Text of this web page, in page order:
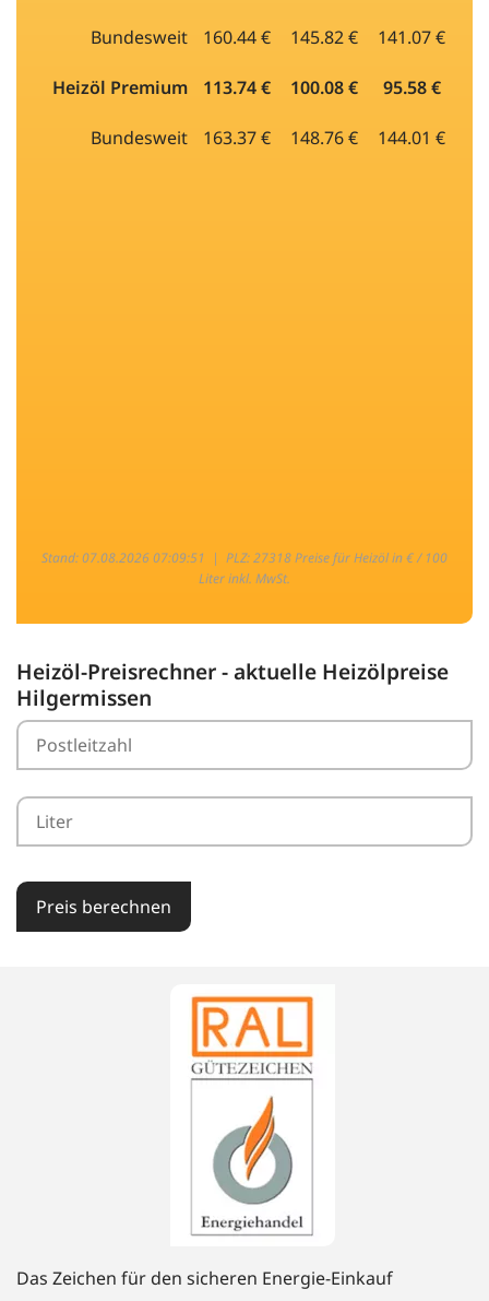
Bundesweit 160.44 € 145.82 € 141.07 €
Heizöl Premium 113.74 € 100.08 € 95.58 €
Bundesweit 163.37 € 148.76 € 144.01 €
Stand: 07.08.2026 07:09:51 | PLZ: 27318 Preise für Heizöl in € / 100
Liter inkl. MwSt.
Heizöl-Preisrechner - aktuelle Heizölpreise
Hilgermissen
Preis berechnen
Das Zeichen für den sicheren Energie-Einkauf